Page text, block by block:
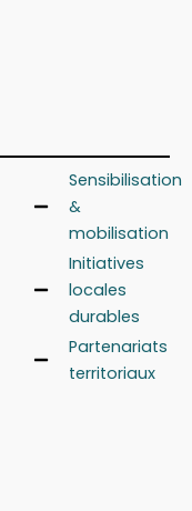
Sensibilisation
&
mobilisation
Initiatives
locales
durables
Partenariats
territoriaux